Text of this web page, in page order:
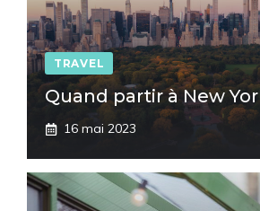
TRAVEL
Quand partir à New
16 mai 2023